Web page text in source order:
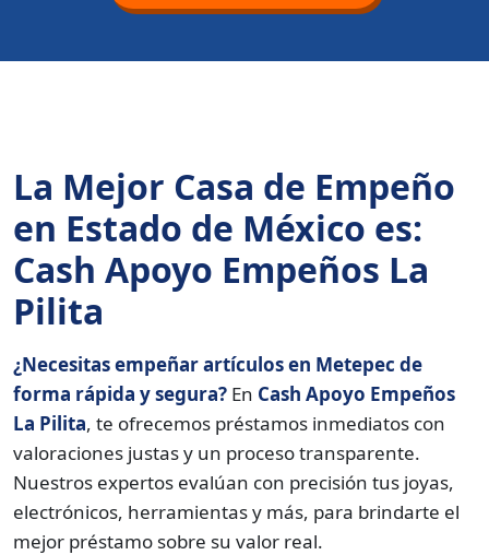
La Mejor Casa de Empeño
en Estado de México es:
Cash Apoyo Empeños La
Pilita
¿Necesitas empeñar artículos en Metepec de
forma rápida y segura? En Cash Apoyo Empeños
La Pilita, te ofrecemos préstamos inmediatos con
valoraciones justas y un proceso transparente.
Nuestros expertos evalúan con precisión tus joyas,
electrónicos, herramientas y más, para brindarte el
mejor préstamo sobre su valor real.